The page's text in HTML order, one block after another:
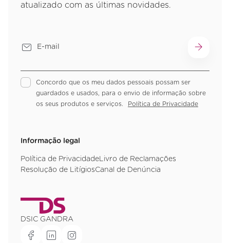
atualizado com as últimas novidades.
Concordo que os meu dados pessoais possam ser
guardados e usados, para o envio de informação sobre
os seus produtos e serviços.
Política de Privacidade
Informação legal
Política de Privacidade Livro de Reclamações
Resolução de LitígiosCanal de Denúncia
DSIC GANDRA